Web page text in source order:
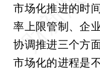
市场化推进的时
率上限管制、企
协调推进三个方
市场化的进程是